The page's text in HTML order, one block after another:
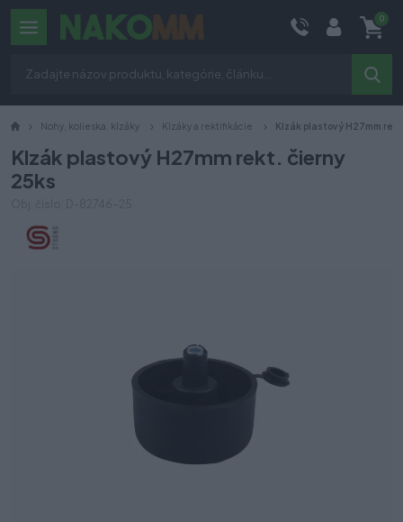
0
Nohy, kolieska, klzáky Klzáky a rektifikácie Klzák plastový H27mm
Klzák plastový H27mm rekt. čierny
25ks